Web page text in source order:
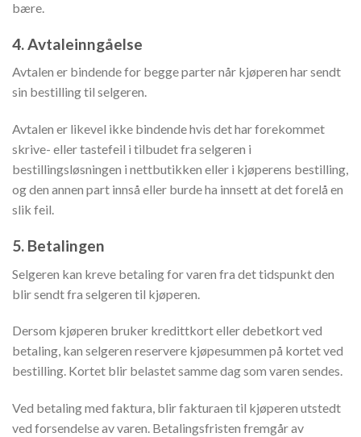
bære.
4. Avtaleinngåelse
Avtalen er bindende for begge parter når kjøperen har sendt
sin bestilling til selgeren.
Avtalen er likevel ikke bindende hvis det har forekommet
skrive- eller tastefeil i tilbudet fra selgeren i
bestillingsløsningen i nettbutikken eller i kjøperens bestilling,
og den annen part innså eller burde ha innsett at det forelå en
slik feil.
5. Betalingen
Selgeren kan kreve betaling for varen fra det tidspunkt den
blir sendt fra selgeren til kjøperen.
Dersom kjøperen bruker kredittkort eller debetkort ved
betaling, kan selgeren reservere kjøpesummen på kortet ved
bestilling. Kortet blir belastet samme dag som varen sendes.
Ved betaling med faktura, blir fakturaen til kjøperen utstedt
ved forsendelse av varen. Betalingsfristen fremgår av